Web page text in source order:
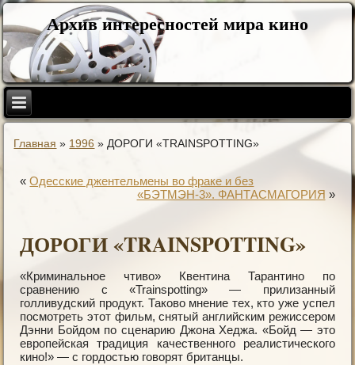
Архив интересностей мира кино
Главная » 1996 »ДОРОГИ «TRAINSPOTTING»
«Одесские джентельмены во фраке и без
«БЭТМЭН-3». ФАНТАСМАГОРИЯ »
ДОРОГИ «TRAINSPOTTING»
«Криминальное чтиво» Квентина Тарантино по
сравнению с «Trainspotting» — прилизанный
голливудский продукт. Таково мнение тех, кто уже успел
посмотреть этот фильм, снятый английским режиссером
Дэнни Бойдом по сценарию Джона Хеджа. «Бойд — это
европейская традиция качественного реалистического
кино!» — с гордостью говорят британцы.